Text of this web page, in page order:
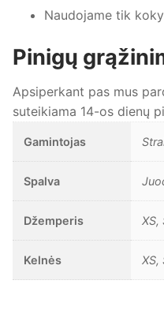
Naudojame tik
Pinigų
Apsiperkant pas mus
suteikiama 14-os dienų
Gamintojas
Spalva
Džemperis XS,
Kelnės XS,